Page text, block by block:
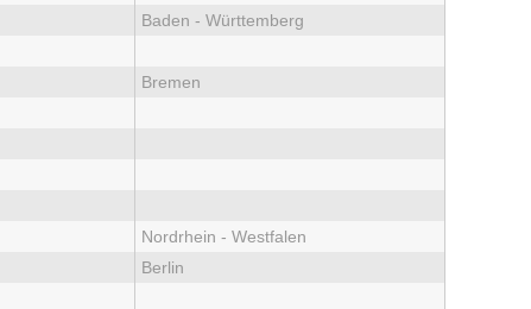
Baden - Württemberg
Bremen
Nordrhein - Westfalen
Berlin